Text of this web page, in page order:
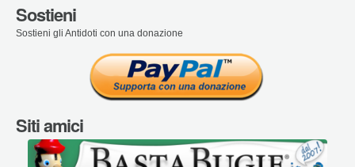
Sostieni
Sostieni gli Antidoti con una donazione
Siti amici